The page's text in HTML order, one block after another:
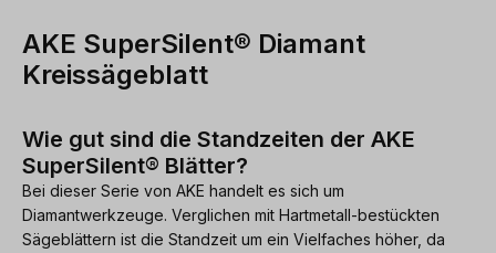
AKE SuperSilent® Diamant
Kreissägeblatt
Wie gut sind die Standzeiten der AKE
SuperSilent® Blätter?
Bei dieser Serie von AKE handelt es sich um
Diamantwerkzeuge. Verglichen mit Hartmetall-bestückten
Sägeblättern ist die Standzeit um ein Vielfaches höher, da